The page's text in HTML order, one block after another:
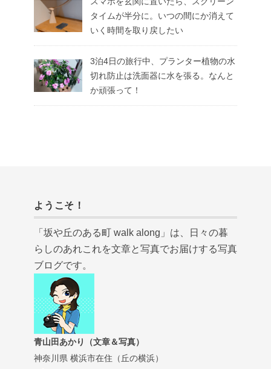
タイムが半分に。いつの間にか消えて
いく時間を取り戻したい
3泊4日の旅行中、プランター植物の水
切れ防止は洗面器に水を張る。なんと
か頑張って！
ようこそ！
「坂や丘のある町 walk along」は、日々の暮
らしのあれこれを文章と写真でお届けする写真
ブログです。
青山田あかり（文章＆写真）
神奈川県 横浜市在住（丘の横浜）